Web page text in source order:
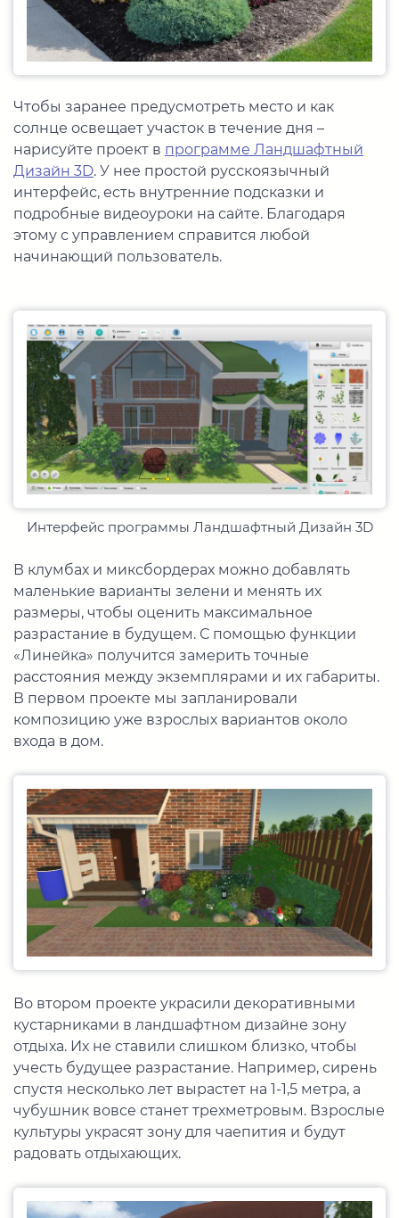
Чтобы заранее предусмотреть место и как
солнце освещает участок в течение дня –
нарисуйте проект в программе Ландшафтный
Дизайн 3D. У нее простой русскоязычный
интерфейс, есть внутренние подсказки и
подробные видеоуроки на сайте. Благодаря
этому с управлением справится любой
начинающий пользователь.
Интерфейс программы Ландшафтный Дизайн 3D
В клумбах и миксбордерах можно добавлять
маленькие варианты зелени и менять их
размеры, чтобы оценить максимальное
разрастание в будущем. С помощью функции
«Линейка» получится замерить точные
расстояния между экземплярами и их габариты.
В первом проекте мы запланировали
композицию уже взрослых вариантов около
входа в дом.
Во втором проекте украсили декоративными
кустарниками в ландшафтном дизайне зону
отдыха. Их не ставили слишком близко, чтобы
учесть будущее разрастание. Например, сирень
спустя несколько лет вырастет на 1-1,5 метра, а
чубушник вовсе станет трехметровым. Взрослые
культуры украсят зону для чаепития и будут
радовать отдыхающих.